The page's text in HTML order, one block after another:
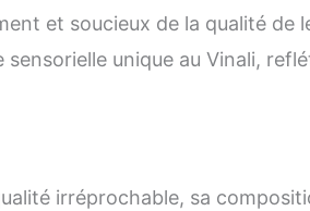
et soucieux de la qualité de
unique au Vinali,
irréprochable, sa